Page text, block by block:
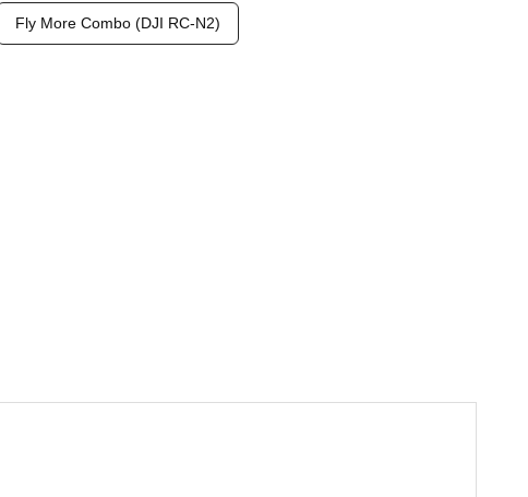
Fly More Combo (DJI RC-N2)